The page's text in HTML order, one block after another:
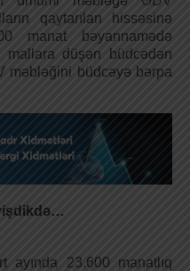
qaytarılan hissəsinə
manat bəyannamədə
mallara düşən büdcədən
məbləğini büdcəyə bərpa
ayında 23.600 manatlıq